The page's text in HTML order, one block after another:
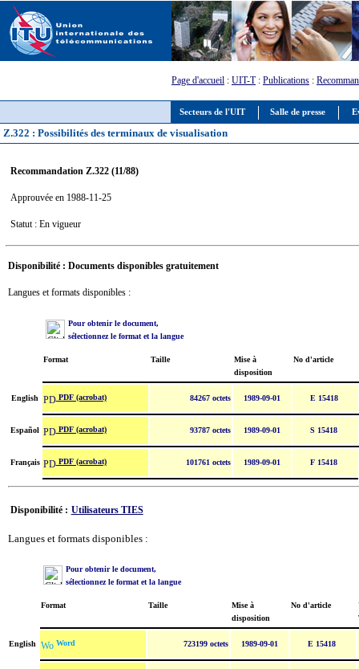
Secteurs de l'UIT Salle de presse
Page d'accueil : UIT-T: Publications :
Z.322 : Possibilités des terminaux de visualisation
Recommandation Z.322 (11/88)
Approuvée en 1988-11-25
Statut : En vigueur
Disponibilité : Documents disponibles gratuitement
Langues et formats disponibles :
Pour obtenir le document,
sélectionnez le format et la langue
Format Taille
Mise à
disposition
No d'article
English PDF (acrobat) 84267 octets 1989-09-01 E 15418
Español PDF (acrobat) 93787 octets 1989-09-01 S 15418
Français PDF (acrobat) 101761 octets 1989-09-01 F 15418
Disponibilité : Utilisateurs TIES
Langues et formats disponibles :
Pour obtenir le document,
sélectionnez le format et la langue
Format Taille
Mise à
disposition
No d'article
English Word 723199 octets 1989-09-01 E 15418